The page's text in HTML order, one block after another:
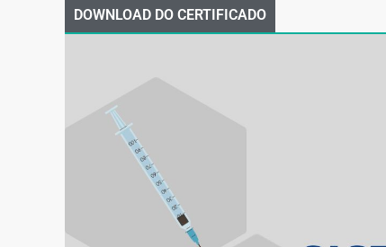
DOWNLOAD DO CERTIFICADO